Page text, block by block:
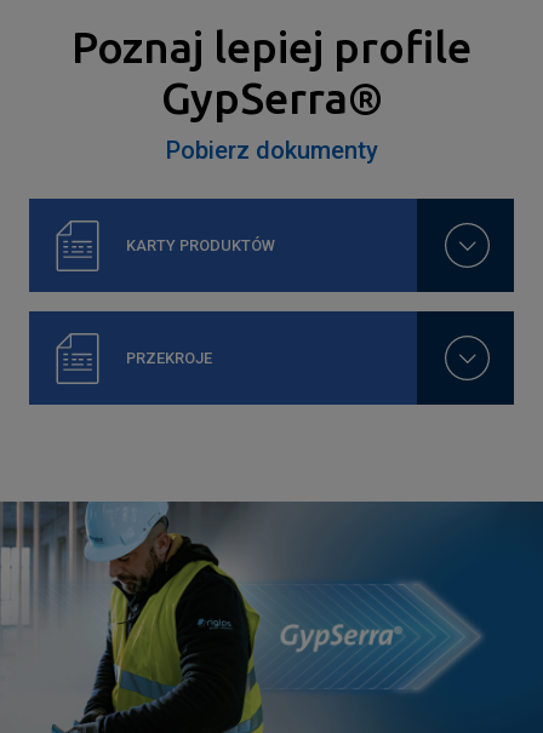
Poznaj lepiej profile
GypSerra®
Pobierz dokumenty
KARTY PRODUKTÓW
PRZEKROJE